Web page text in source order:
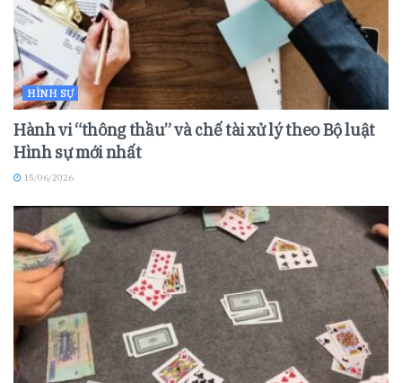
HÌNH SỰ
Hành vi “thông thầu” và chế tài xử lý theo Bộ luật
Hình sự mới nhất
15/06/2026